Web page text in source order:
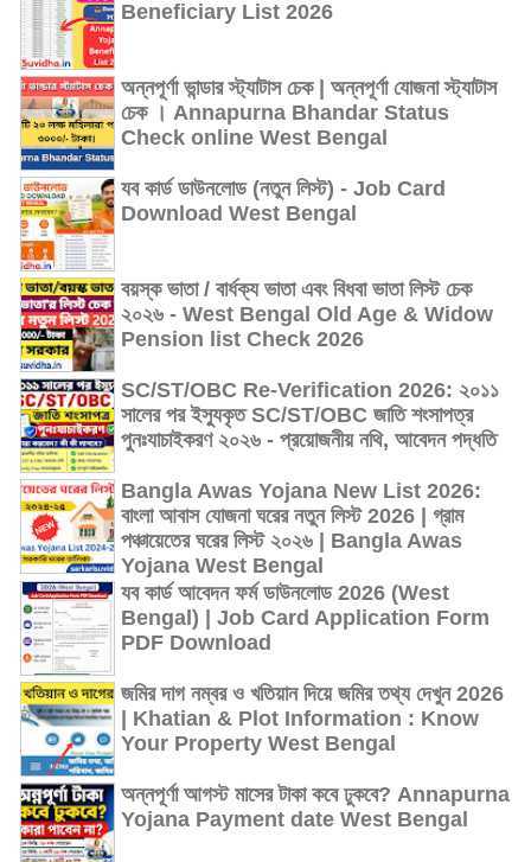
Beneficiary List 2026
অন্নপূর্ণা ভান্ডার স্ট্যাটাস চেক | অন্নপূর্ণা যোজনা স্ট্যাটাস
চেক । Annapurna Bhandar Status
Check online West Bengal
যব কার্ড ডাউনলোড (নতুন লিস্ট) - Job Card
Download West Bengal
বয়স্ক ভাতা / বার্ধক্য ভাতা এবং বিধবা ভাতা লিস্ট চেক
২০২৬ - West Bengal Old Age & Widow
Pension list Check 2026
SC/ST/OBC Re-Verification 2026: ২০১১
সালের পর ইস্যুকৃত SC/ST/OBC জাতি শংসাপত্র
পুনঃযাচাইকরণ ২০২৬ - প্রয়োজনীয় নথি, আবেদন পদ্ধতি
Bangla Awas Yojana New List 2026:
বাংলা আবাস যোজনা ঘরের নতুন লিস্ট 2026 | গ্রাম
পঞ্চায়েতের ঘরের লিস্ট ২০২৬ | Bangla Awas
Yojana West Bengal
যব কার্ড আবেদন ফর্ম ডাউনলোড 2026 (West
Bengal) | Job Card Application Form
PDF Download
জমির দাগ নম্বর ও খতিয়ান দিয়ে জমির তথ্য দেখুন 2026
| Khatian & Plot Information : Know
Your Property West Bengal
অন্নপূর্ণা আগস্ট মাসের টাকা কবে ঢুকবে? Annapurna
Yojana Payment date West Bengal